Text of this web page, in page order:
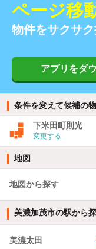
ページ移
物件をサクサク
アプリをダ
条件を変えて候補の
下米田町則光
変更する
地図
地図から探す
美濃加茂市の駅から
美濃太田